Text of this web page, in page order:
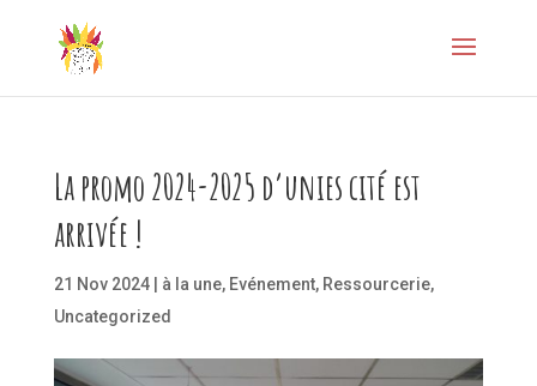
La promo 2024-2025 d’unies cité est
arrivée !
21 Nov 2024| à la une, Evénement, Ressourcerie,
Uncategorized